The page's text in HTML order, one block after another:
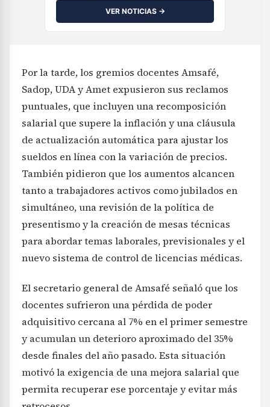
VER NOTICIAS →
Por la tarde, los gremios docentes Amsafé,
Sadop, UDA y Amet expusieron sus reclamos
puntuales, que incluyen una recomposición
salarial que supere la inflación y una cláusula
de actualización automática para ajustar los
sueldos en línea con la variación de precios.
También pidieron que los aumentos alcancen
tanto a trabajadores activos como jubilados en
simultáneo, una revisión de la política de
presentismo y la creación de mesas técnicas
para abordar temas laborales, previsionales y el
nuevo sistema de control de licencias médicas.
El secretario general de Amsafé señaló que los
docentes sufrieron una pérdida de poder
adquisitivo cercana al 7% en el primer semestre
y acumulan un deterioro aproximado del 35%
desde finales del año pasado. Esta situación
motivó la exigencia de una mejora salarial que
permita recuperar ese porcentaje y evitar más